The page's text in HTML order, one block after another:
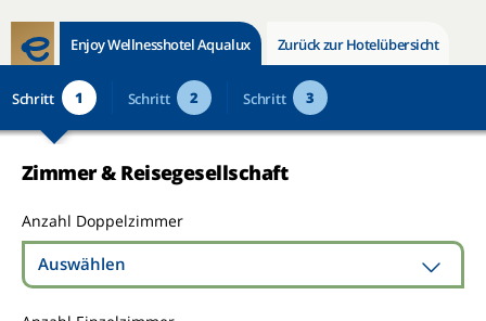
Enjoy Wellnesshotel Aqualux Zurück zur Hotelübersicht
Schritt 1 Schritt 2 Schritt 3
Zimmer & Reisegesellschaft
Anzahl Doppelzimmer
Auswählen